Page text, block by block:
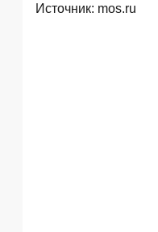
Источник: mos.ru